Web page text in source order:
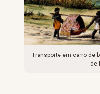
Transporte em carro de
de